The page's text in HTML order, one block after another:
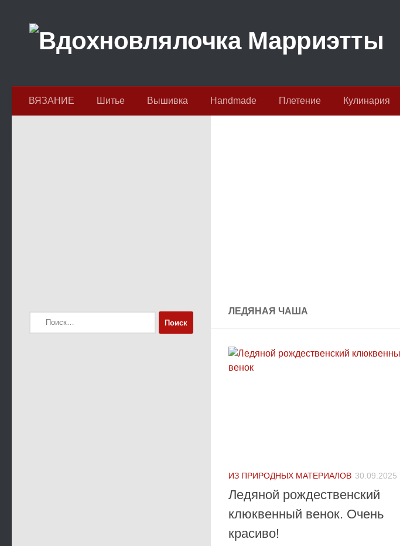
ВЯЗАНИЕ Шитье Вышивка Handmade Плетение Кулинария
ЛЕДЯНАЯ ЧАША
ИЗ ПРИРОДНЫХ МАТЕРИАЛОВ 30.09.2025
Ледяной рождественский
клюквенный венок. Очень
красиво!
Найти: